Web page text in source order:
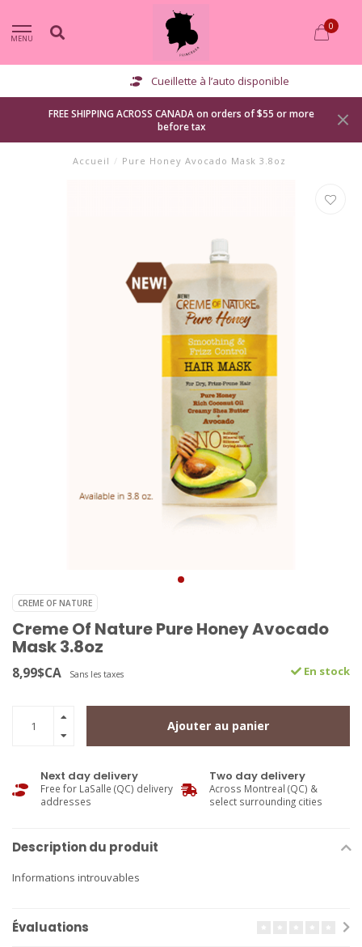
MENU
0
Cueillette à l’auto disponible
FREE SHIPPING ACROSS CANADA on orders of $55 or more
before tax
Accueil / Pure Honey Avocado Mask 3.8oz
CREME OF NATURE
Creme Of Nature Pure Honey Avocado
Mask 3.8oz
8,99$CA Sans les taxes En stock
Ajouter au panier
Next day delivery
Free for LaSalle (QC) delivery
addresses
Two day delivery
Across Montreal (QC) &
select surrounding cities
Description du produit
Informations introuvables
Évaluations